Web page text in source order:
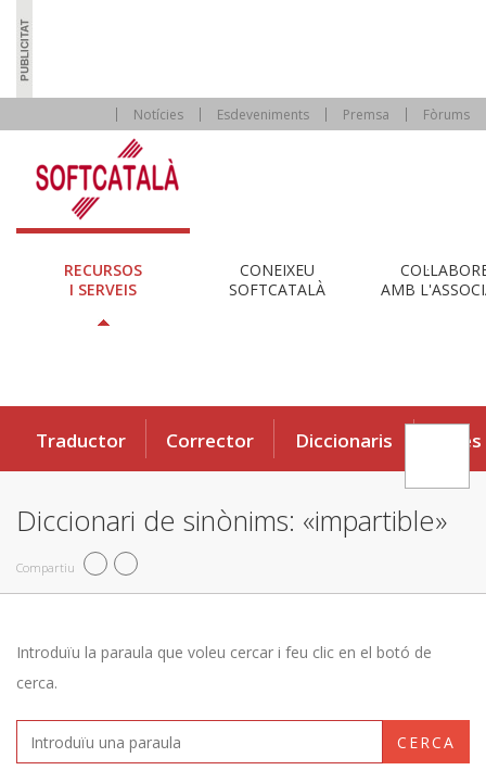
Notícies Esdeveniments Premsa Fòrums
RECURSOS
I SERVEIS
CONEIXEU
SOFTCATALÀ
AMB
Traductor Corrector Diccionaris Eines
Diccionari de sinònims: «impartible»
Compartiu
Introduïu la paraula que voleu cercar i feu clic en el botó de
cerca.
CERCA